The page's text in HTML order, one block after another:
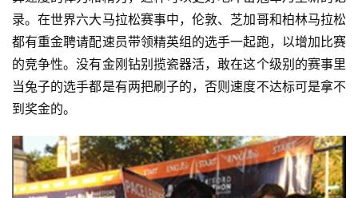
录。在世界六大马拉松赛事中，伦敦、芝加哥和柏林马拉松
都有重金聘请配速员带领精英组的选手一起跑，以增加比赛
的竞争性。没有金刚钻别揽瓷器活，敢在这个级别的赛事里
当兔子的选手都是有两把刷子的，否则速度不达标可是拿不
到奖金的。